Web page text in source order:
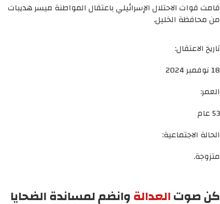
قامت قوات الاحتلال الإسرائيلي باعتقال المواطنة ميسر هديبات
من محافظة الخليل.
تاريخ الاعتقال:
18 نوفمبر 2024
العمر:
53 عام
الحالة الاجتماعية:
متزوجة.
كن صوتالعدالةوانضم لمساندة الضحايا